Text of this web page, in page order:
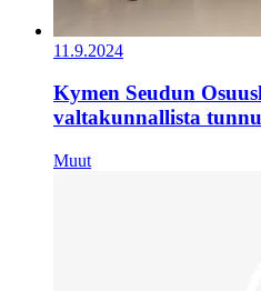
11.9.2024
Kymen Seudun
valtakunnallista
Muut